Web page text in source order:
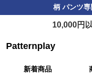
柄 パンツ専
10,000円
Patternplay
新着商品